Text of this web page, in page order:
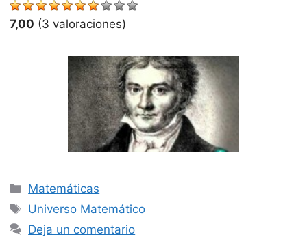
7,00 (3 valoraciones)
Categorías
Matemáticas
Etiquetas
Universo Matemático
Deja un comentario